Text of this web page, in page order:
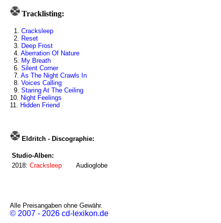
Tracklisting:
1. Cracksleep
2. Reset
3. Deep Frost
4. Aberration Of Nature
5. My Breath
6. Silent Corner
7. As The Night Crawls In
8. Voices Calling
9. Staring At The Ceiling
10. Night Feelings
11. Hidden Friend
Eldritch - Discographie:
Studio-Alben:
2018: Cracksleep Audioglobe
Alle Preisangaben ohne Gewähr.
© 2007 - 2026 cd-lexikon.de